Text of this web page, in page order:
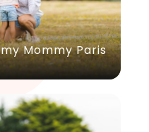
Mommy Paris